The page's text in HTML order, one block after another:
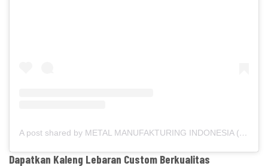
A post shared by METAL MANUFAKTURING INDONESIA (@metalmanufakturing)
Dapatkan Kaleng Lebaran Custom Berkualitas